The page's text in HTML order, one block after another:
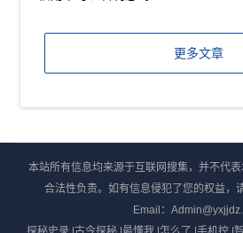
更多文章
本站所有信息均来源于互联网搜集，并不代
合法性负责。如有信息侵犯了您的权益，
Email：